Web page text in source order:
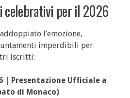
celebrativi per il 2026
l’emozione,
imperdibili per
iscritti:
| Presentazione Ufficiale a
di Monaco)